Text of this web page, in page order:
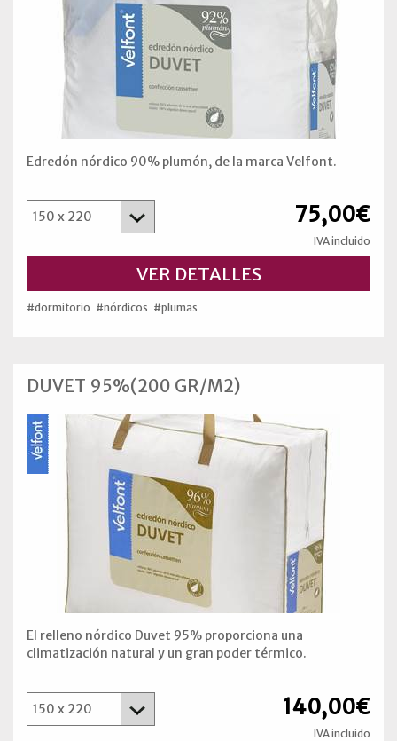
Edredón nórdico 90% plumón, de la marca Velfont.
75,00€
IVA incluido
VER DETALLES
#dormitorio #nórdicos #plumas
DUVET 95%(200 GR/M2)
El relleno nórdico Duvet 95% proporciona una
climatización natural y un gran poder térmico.
140,00€
IVA incluido